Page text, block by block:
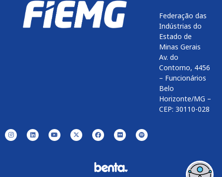
Federação das
Indústrias do
Estado de
Minas Gerais
Av. do
Contorno, 4456
– Funcionários
Belo
Horizonte/MG –
CEP: 30110-028